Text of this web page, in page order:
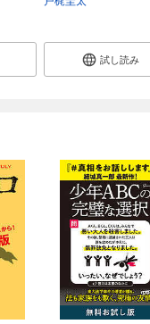
試し読み